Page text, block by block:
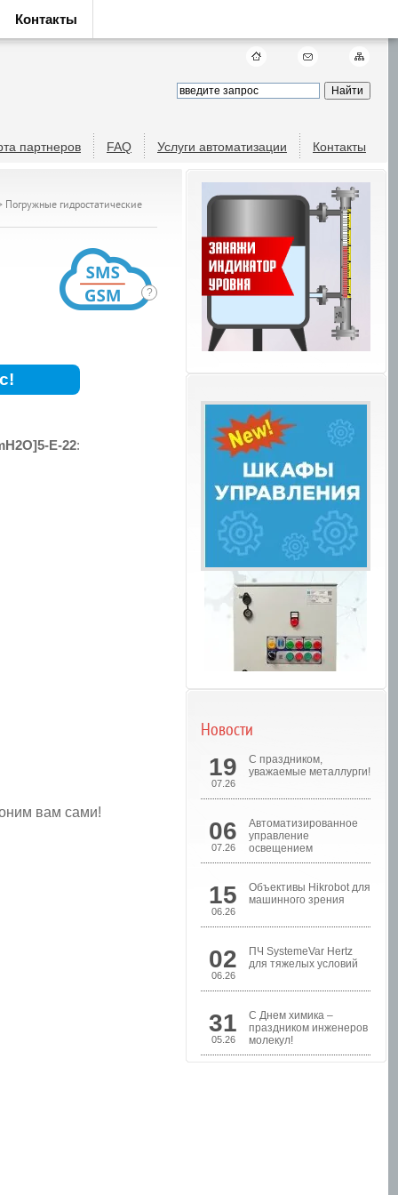
Контакты
партнеров FAQ Услуги автоматизации Контакты
Погружные гидростатические
E-22:
вам сами!
Шкафы управления
насосами
Новости
19
07.26
С праздником,
уважаемые металлурги!
06
07.26
Автоматизированное
управление
освещением
15
06.26
Объективы Hikrobot для
машинного зрения
02
06.26
ПЧ SystemeVar Hertz
для тяжелых условий
31
05.26
С Днем химика –
праздником инженеров
молекул!